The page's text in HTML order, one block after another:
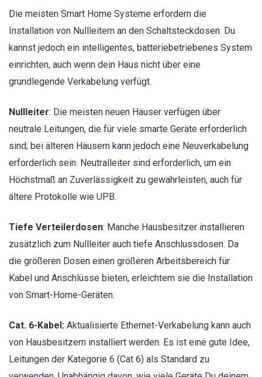
Die meisten Smart Home Systeme erfordern die
Installation von Nullleitern an den Schaltsteckdosen. Du
kannst jedoch ein intelligentes, batteriebetriebenes System
einrichten, auch wenn dein Haus nicht über eine
grundlegende Verkabelung verfügt.
Nullleiter: Die meisten neuen Häuser verfügen über
neutrale Leitungen, die für viele smarte Geräte erforderlich
sind; bei älteren Häusern kann jedoch eine Neuverkabelung
erforderlich sein. Neutralleiter sind erforderlich, um ein
Höchstmaß an Zuverlässigkeit zu gewährleisten, auch für
ältere Protokolle wie UPB.
Tiefe Verteilerdosen: Manche Hausbesitzer installieren
zusätzlich zum Nullleiter auch tiefe Anschlussdosen. Da
die größeren Dosen einen größeren Arbeitsbereich für
Kabel und Anschlüsse bieten, erleichtern sie die Installation
von Smart-Home-Geräten.
Cat. 6-Kabel: Aktualisierte Ethernet-Verkabelung kann auch
von Hausbesitzern installiert werden. Es ist eine gute Idee,
Leitungen der Kategorie 6 (Cat 6) als Standard zu